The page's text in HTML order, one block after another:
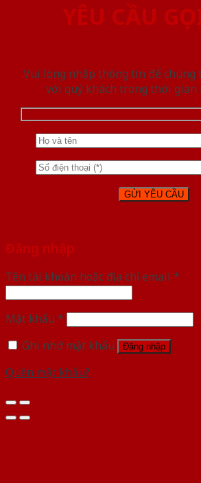
YÊU CẦU
Vui lòng nhập thông tin để chúng
với quý khách trong thời gian
Đăng nhập
Tên tài khoản hoặc địa chỉ email *
Mật khẩu *
Ghi nhớ mật khẩu
Đăng nhập
Quên mật khẩu?